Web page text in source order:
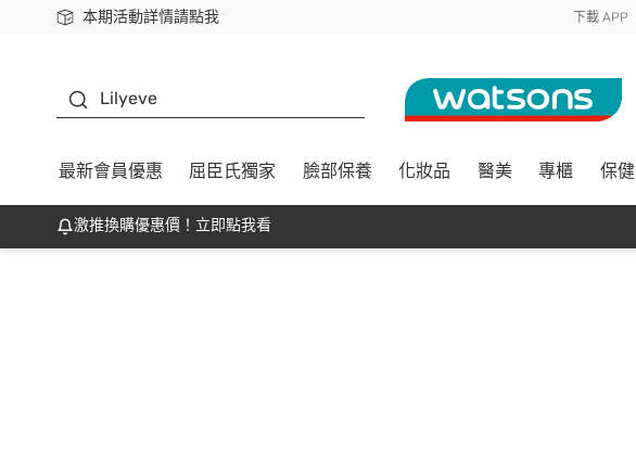
本期活動詳情請點我
下載app最高回饋$350 下載 APP
Lilyeve
最新會員優惠 屈臣氏獨家 臉部保養 化妝品 醫美 專櫃 保健
激推換購優惠價！立即點我看